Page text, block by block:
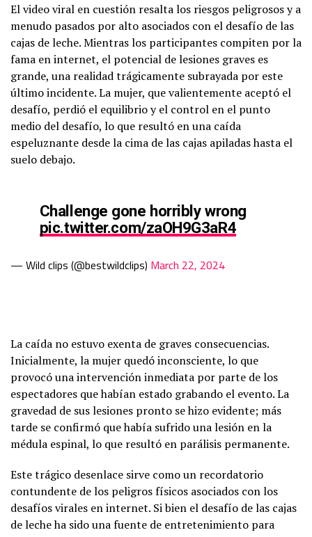
El video viral en cuestión resalta los riesgos peligrosos y a
menudo pasados por alto asociados con el desafío de las
cajas de leche. Mientras los participantes compiten por la
fama en internet, el potencial de lesiones graves es
grande, una realidad trágicamente subrayada por este
último incidente. La mujer, que valientemente aceptó el
desafío, perdió el equilibrio y el control en el punto
medio del desafío, lo que resultó en una caída
espeluznante desde la cima de las cajas apiladas hasta el
suelo debajo.
Challenge gone horribly wrong
pic.twitter.com/zaOH9G3aR4
— Wild clips (@bestwildclips) March 22, 2024
La caída no estuvo exenta de graves consecuencias.
Inicialmente, la mujer quedó inconsciente, lo que
provocó una intervención inmediata por parte de los
espectadores que habían estado grabando el evento. La
gravedad de sus lesiones pronto se hizo evidente; más
tarde se confirmó que había sufrido una lesión en la
médula espinal, lo que resultó en parálisis permanente.
Este trágico desenlace sirve como un recordatorio
contundente de los peligros físicos asociados con los
desafíos virales en internet. Si bien el desafío de las cajas
de leche ha sido una fuente de entretenimiento para